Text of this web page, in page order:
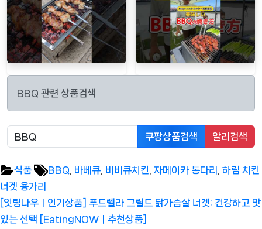
BBQ 관련 상품검색
쿠팡상품검색 알리검색
식품 Tags:
BBQ 바베큐 비비큐치킨 자메이카 통다리
하림 치킨
너겟 용가리
글
탐
Previous
Post:
[잇팅나우ㅣ인기상품] 푸드렐라 그릴드 닭가슴살 너겟: 건강하고 맛
있는 선택 [EatingNOWㅣ추천상품]